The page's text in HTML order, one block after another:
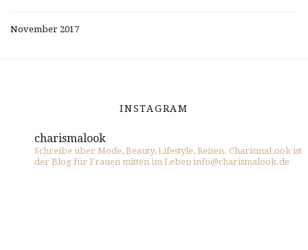
November 2017
INSTAGRAM
charismalook
Schreibe über Mode, Beauty, Lifestyle, Reisen. CharismaLook ist
der Blog für Frauen mitten im Leben info@charismalook.de